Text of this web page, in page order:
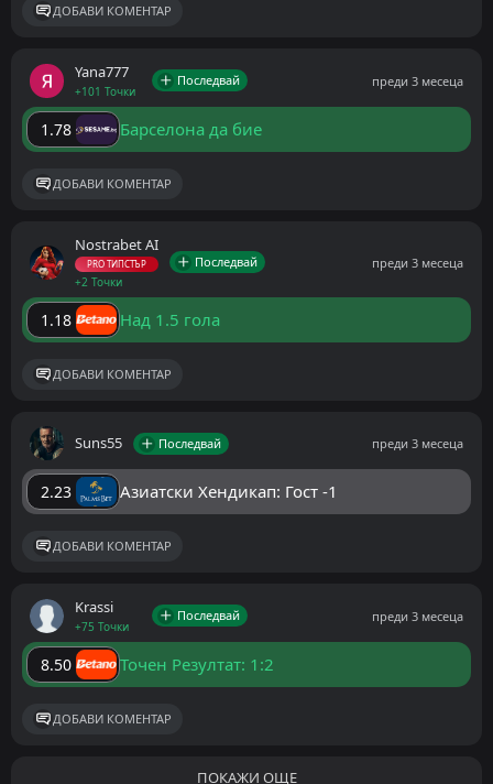
ДОБАВИ КОМЕНТАР
Yana777
+101 Точки
Последвай преди 3 месеца
1.78 Барселона да бие
ДОБАВИ КОМЕНТАР
Nostrabet AI
PRO ТИПСТЪР
+2 Точки
Последвай преди 3 месеца
1.18 Над 1.5 гола
ДОБАВИ КОМЕНТАР
Suns55 Последвай преди 3 месеца
2.23 Азиатски Хендикап: Гост -1
ДОБАВИ КОМЕНТАР
Krassi
+75 Точки
Последвай преди 3 месеца
8.50 Точен Резултат: 1:2
ДОБАВИ КОМЕНТАР
ПОКАЖИ ОЩЕ